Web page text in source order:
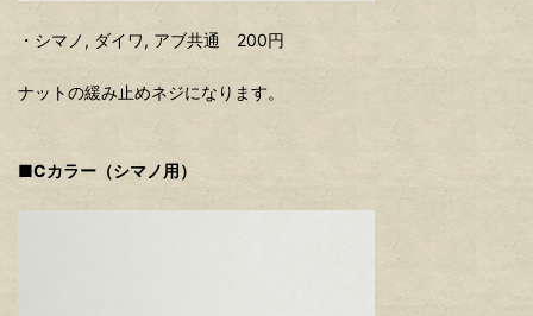
・シマノ, ダイワ, アブ共通 200円
ナットの緩み止めネジになります。
■Cカラー（シマノ用）